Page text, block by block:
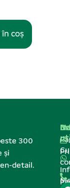
în coș
300
și
detail.